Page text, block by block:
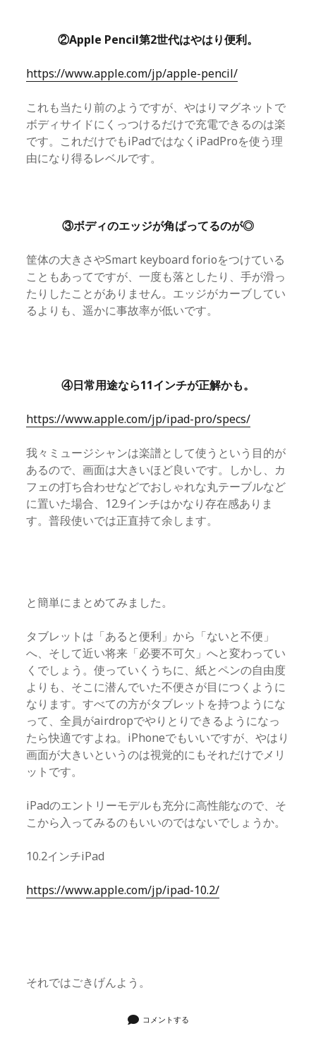
②Apple Pencil第2世代はやはり便利。
https://www.apple.com/jp/apple-pencil/
これも当たり前のようですが、やはりマグネットで
ボディサイドにくっつけるだけで充電できるのは楽
です。これだけでもiPadではなくiPadProを使う理
由になり得るレベルです。
③ボディのエッジが角ばってるのが◎
筐体の大きさやSmart keyboard forioをつけている
こともあってですが、一度も落としたり、手が滑っ
たりしたことがありません。エッジがカーブしてい
るよりも、遥かに事故率が低いです。
④日常用途なら11インチが正解かも。
https://www.apple.com/jp/ipad-pro/specs/
我々ミュージシャンは楽譜として使うという目的が
あるので、画面は大きいほど良いです。しかし、カ
フェの打ち合わせなどでおしゃれな丸テーブルなど
に置いた場合、12.9インチはかなり存在感ありま
す。普段使いでは正直持て余します。
と簡単にまとめてみました。
タブレットは「あると便利」から「ないと不便」
へ、そして近い将来「必要不可欠」へと変わってい
くでしょう。使っていくうちに、紙とペンの自由度
よりも、そこに潜んでいた不便さが目につくように
なります。すべての方がタブレットを持つようにな
って、全員がairdropでやりとりできるようになっ
たら快適ですよね。iPhoneでもいいですが、やはり
画面が大きいというのは視覚的にもそれだけでメリ
ットです。
iPadのエントリーモデルも充分に高性能なので、そ
こから入ってみるのもいいのではないでしょうか。
10.2インチiPad
https://www.apple.com/jp/ipad-10.2/
それではごきげんよう。
コメントする